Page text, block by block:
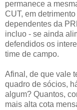
permanece a
CUT, em
dependentes da
incluo - se ainda
defendidos os
time de campo.
Afinal, de que vale
quadro de sócios,
algum? Quantos,
mais alta cota